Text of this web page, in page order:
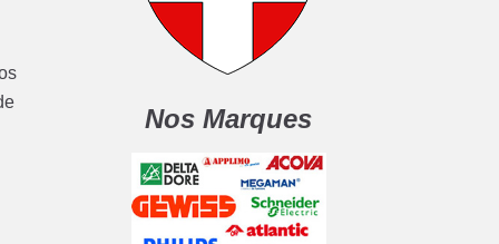
Nos Marques